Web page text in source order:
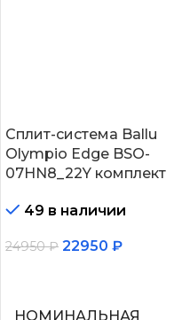
Сплит-система Ballu
Olympio Edge BSO-
07HN8_22Y комплект
49 в наличии
24950₽ 22950 ₽
НОМИНАЛЬНАЯ